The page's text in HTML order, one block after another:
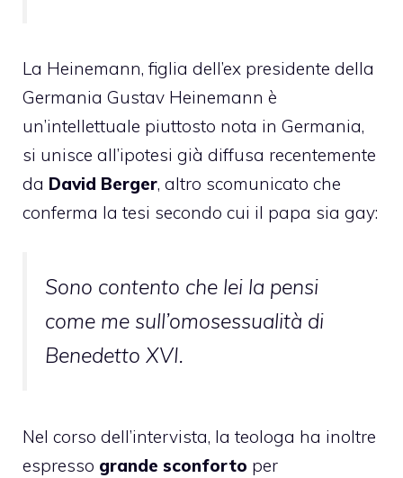
La Heinemann, figlia dell’ex presidente della
Germania Gustav Heinemann è
un’intellettuale piuttosto nota in Germania,
si unisce all’ipotesi già diffusa recentemente
da David Berger, altro scomunicato che
conferma la tesi secondo cui il papa sia gay:
Sono contento che lei la pensi
come me sull’omosessualità di
Benedetto XVI.
Nel corso dell’intervista, la teologa ha inoltre
espresso grande sconforto per